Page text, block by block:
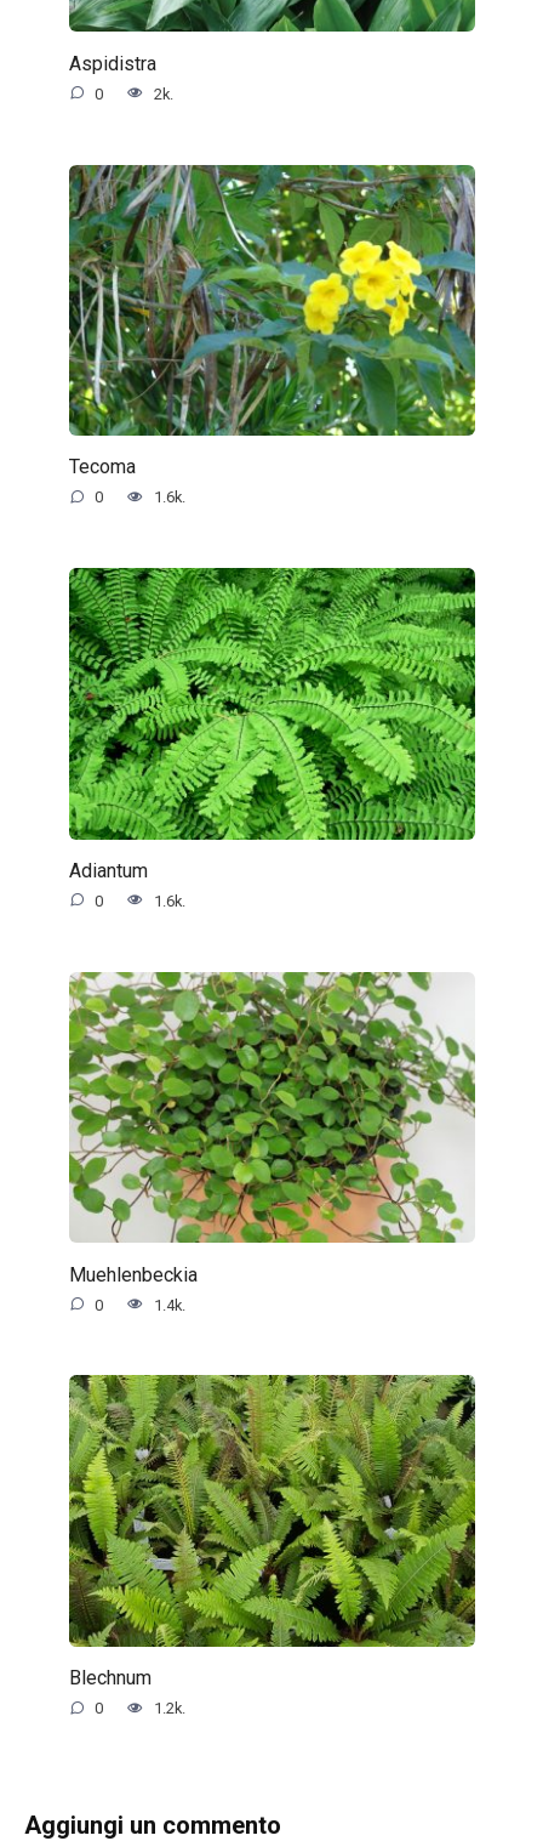
Aspidistra
0 2k.
Tecoma
0 1.6k.
Adiantum
0 1.6k.
Muehlenbeckia
0 1.4k.
Blechnum
0 1.2k.
Aggiungi un commento